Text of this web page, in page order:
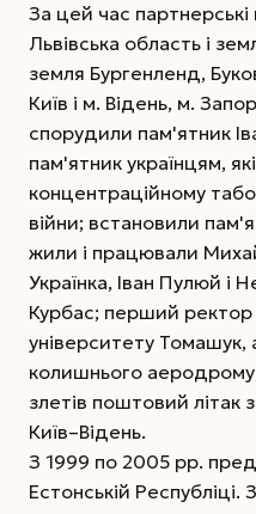
За цей час
Львівська область і
земля Бургенленд,
Київ і м. Відень, м.
спорудили пам'ятник
пам'ятник українцям,
концентраційному
війни; встановили
жили і працювали
Українка, Іван Пулюй і
Курбас; перший ректор
університету Томашук,
колишнього
злетів поштовий літак
Київ–Відень.
З 1999 по 2005 рр.
Естонській